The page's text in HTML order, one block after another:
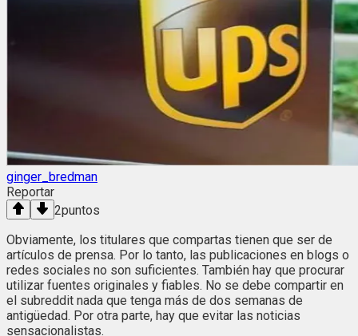
ginger_bredman
Reportar
2puntos
Obviamente, los titulares que compartas tienen que ser de
artículos de prensa. Por lo tanto, las publicaciones en blogs o
redes sociales no son suficientes. También hay que procurar
utilizar fuentes originales y fiables. No se debe compartir en
el subreddit nada que tenga más de dos semanas de
antigüedad. Por otra parte, hay que evitar las noticias
sensacionalistas.